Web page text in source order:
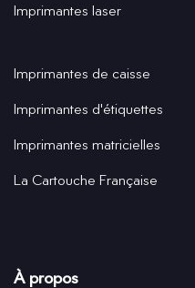
Imprimantes laser
Imprimantes de caisse
Imprimantes d'étiquettes
Imprimantes matricielles
La Cartouche Française
À propos